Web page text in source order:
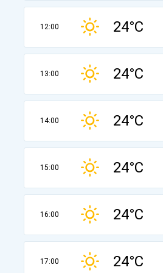
12:00 24°C
13:00 24°C
14:00 24°C
15:00 24°C
16:00 24°C
17:00 24°C